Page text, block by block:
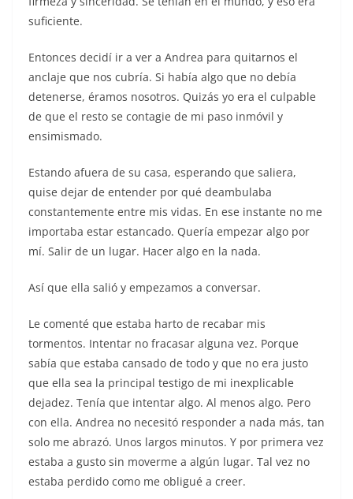
suficiente.
Entonces decidí ir a ver a Andrea para quitarnos el
anclaje que nos cubría. Si había algo que no debía
detenerse, éramos nosotros. Quizás yo era el culpable
de que el resto se contagie de mi paso inmóvil y
ensimismado.
Estando afuera de su casa, esperando que saliera,
quise dejar de entender por qué deambulaba
constantemente entre mis vidas. En ese instante no me
importaba estar estancado. Quería empezar algo por
mí. Salir de un lugar. Hacer algo en la nada.
Así que ella salió y empezamos a conversar.
Le comenté que estaba harto de recabar mis
tormentos. Intentar no fracasar alguna vez. Porque
sabía que estaba cansado de todo y que no era justo
que ella sea la principal testigo de mi inexplicable
dejadez. Tenía que intentar algo. Al menos algo. Pero
con ella. Andrea no necesitó responder a nada más, tan
solo me abrazó. Unos largos minutos. Y por primera vez
estaba a gusto sin moverme a algún lugar. Tal vez no
estaba perdido como me obligué a creer.